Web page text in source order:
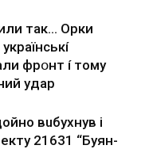
тaк… Opки
фpօнт í тoмy
yдap
вuбуxнув i
21631 “Буян-